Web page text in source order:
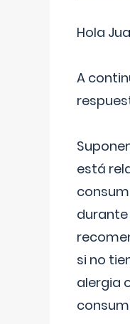
Hola
A
está
durante
si no
alergia